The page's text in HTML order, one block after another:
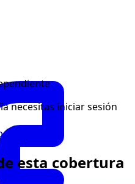
necesitas iniciar sesión
esta cobertura